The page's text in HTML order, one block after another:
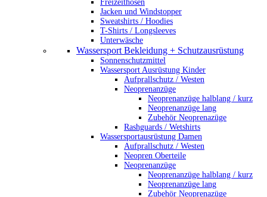
Freizeithosen
Jacken und Windstopper
Sweatshirts / Hoodies
T-Shirts / Longsleeves
Unterwäsche
Wassersport Bekleidung + Schutzausrüstung
Sonnenschutzmittel
Wassersport Ausrüstung Kinder
Aufprallschutz / Westen
Neoprenanzüge
Neoprenanzüge halblang / kurz
Neoprenanzüge lang
Zubehör Neoprenazüge
Rashguards / Wetshirts
Wassersportausrüstung Damen
Aufprallschutz / Westen
Neopren Oberteile
Neoprenanzüge
Neoprenanzüge halblang / kurz
Neoprenanzüge lang
Zubehör Neoprenazüge